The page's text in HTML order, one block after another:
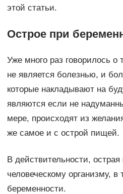
этой статьи.
Острое при
Уже много раз говорилось о
не является болезнью, и
которые накладывают на
являются если не
мере, происходят из
же самое и с острой пищей.
В действительности,
человеческому организму,
беременности.